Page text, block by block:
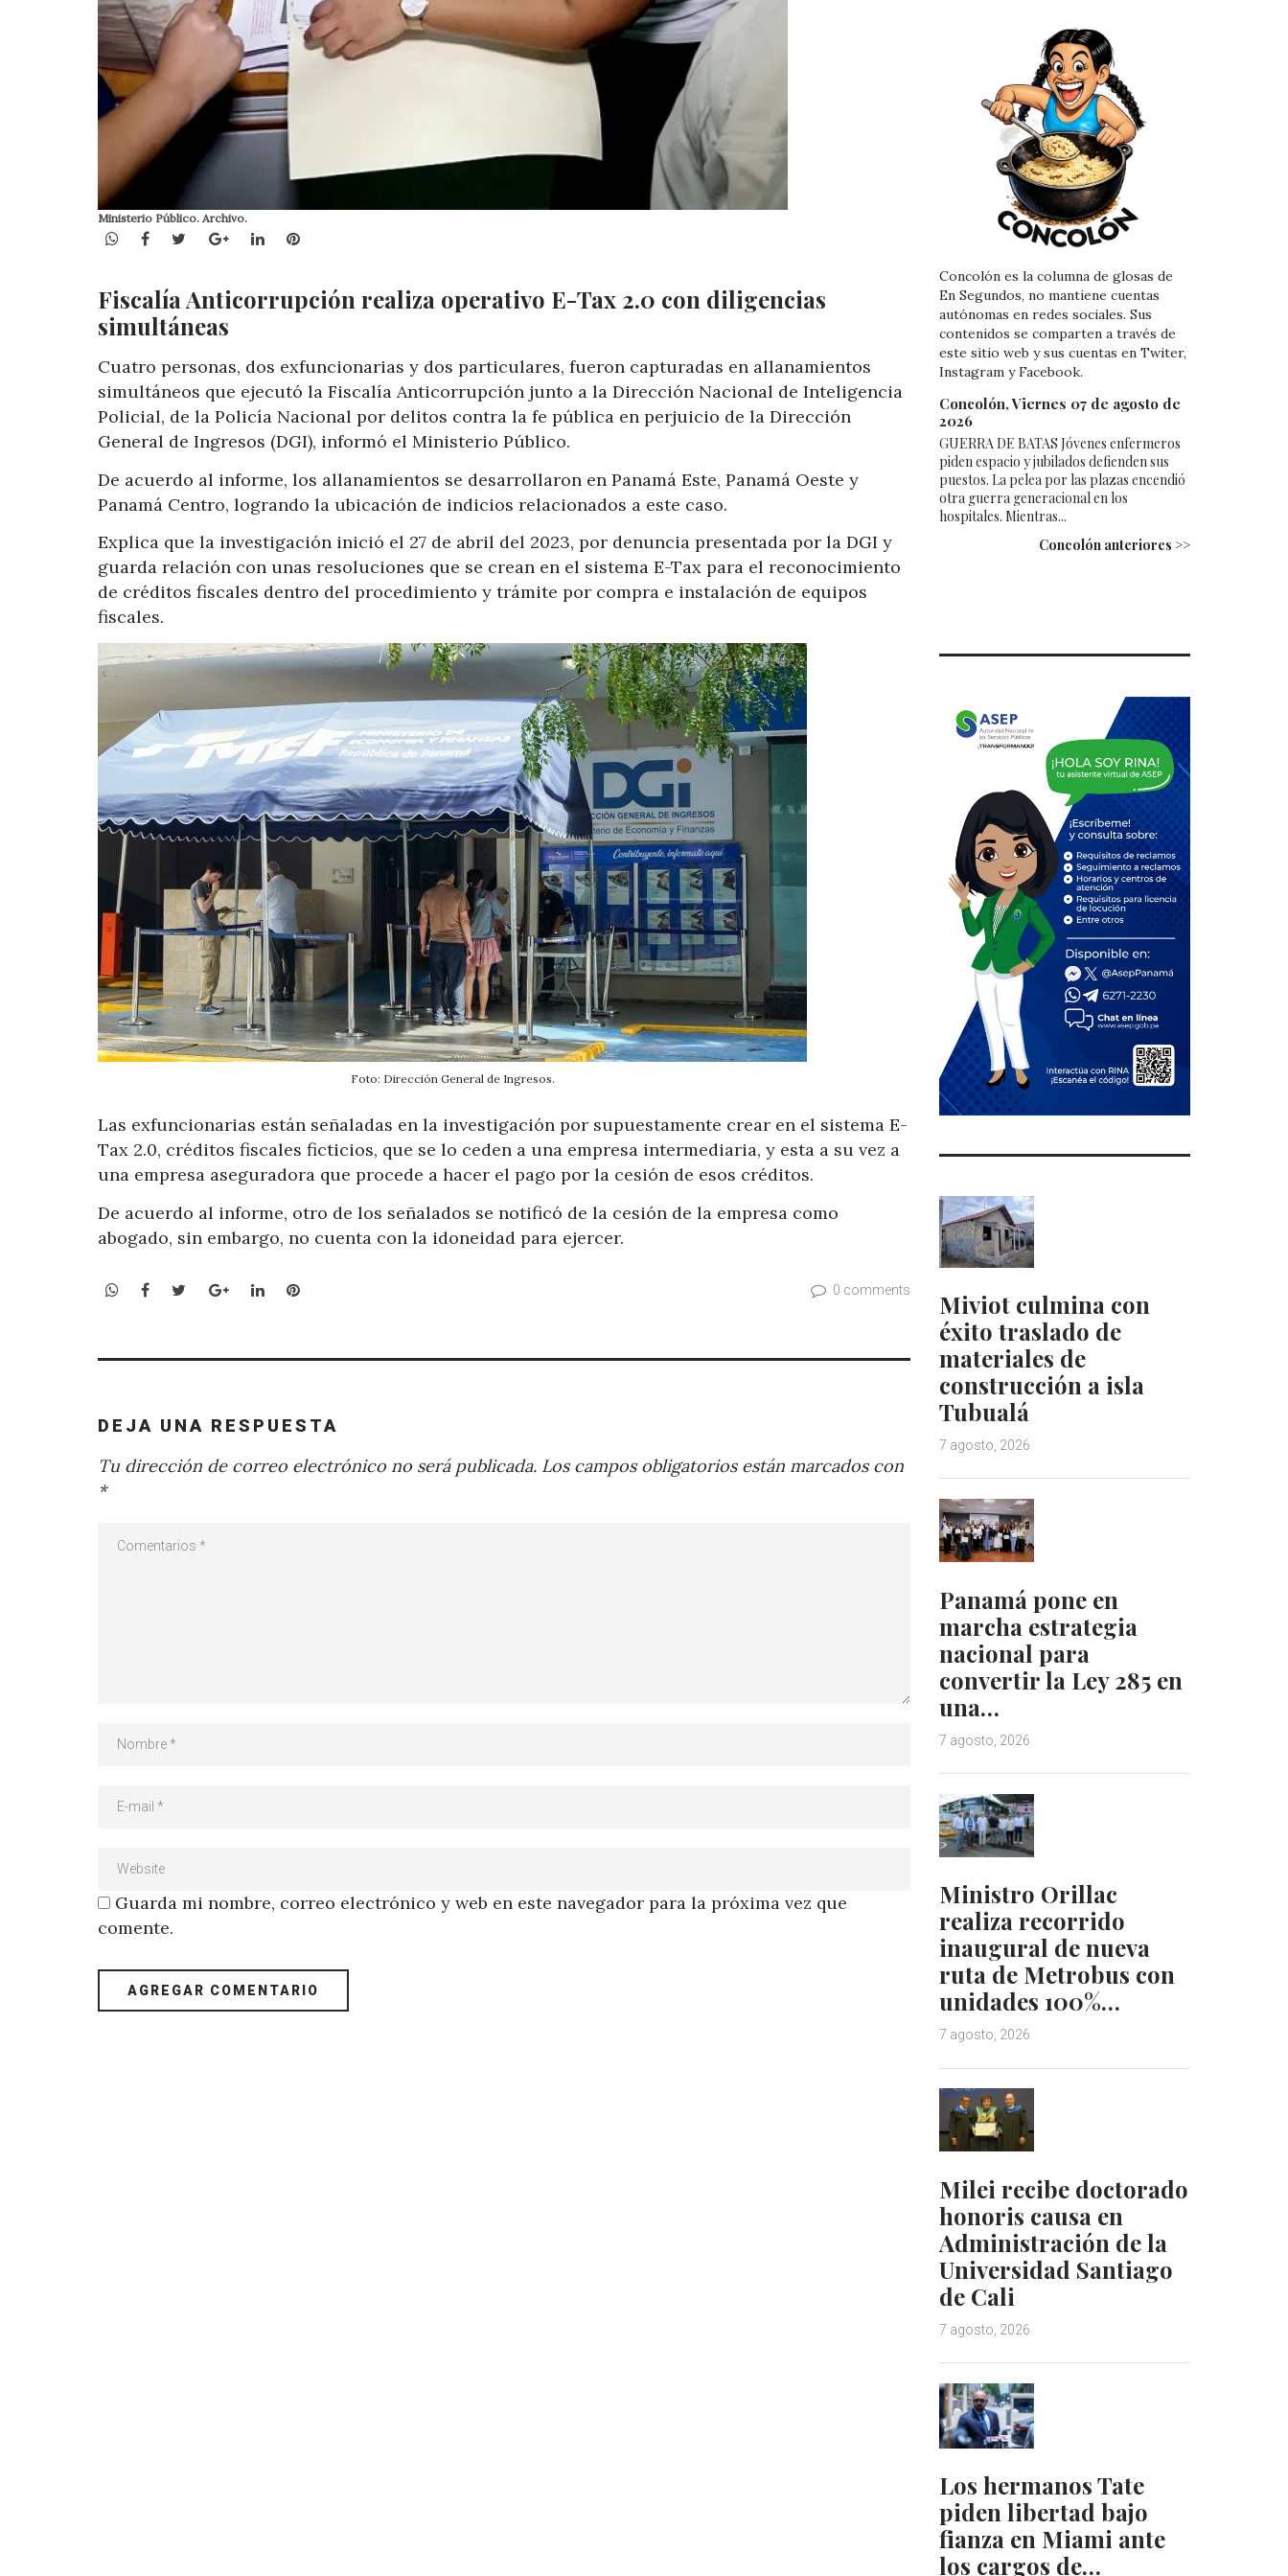
Ministerio Público. Archivo.
WhatsApp
Facebook
TwitterGoogle+LinkedInPinterest
Fiscalía Anticorrupción realiza operativo E-Tax 2.0 con diligencias
simultáneas
Cuatro personas, dos exfuncionarias y dos particulares, fueron capturadas en allanamientos
simultáneos que ejecutó la Fiscalía Anticorrupción junto a la Dirección Nacional de Inteligencia
Policial, de la Policía Nacional por delitos contra la fe pública en perjuicio de la Dirección
General de Ingresos (DGI), informó el Ministerio Público.
De acuerdo al informe, los allanamientos se desarrollaron en Panamá Este, Panamá Oeste y
Panamá Centro, logrando la ubicación de indicios relacionados a este caso.
Explica que la investigación inició el 27 de abril del 2023, por denuncia presentada por la DGI y
guarda relación con unas resoluciones que se crean en el sistema E-Tax para el reconocimiento
de créditos fiscales dentro del procedimiento y trámite por compra e instalación de equipos
fiscales.
Foto: Dirección General de Ingresos.
Las exfuncionarias están señaladas en la investigación por supuestamente crear en el sistema E-
Tax 2.0, créditos fiscales ficticios, que se lo ceden a una empresa intermediaria, y esta a su vez a
una empresa aseguradora que procede a hacer el pago por la cesión de esos créditos.
De acuerdo al informe, otro de los señalados se notificó de la cesión de la empresa como
abogado, sin embargo, no cuenta con la idoneidad para ejercer.
WhatsApp
Facebook
TwitterGoogle+LinkedInPinterest 0 comments
DEJA UNA RESPUESTA
Tu dirección de correo electrónico no será publicada. Los campos obligatorios están marcados con
*
Guarda mi nombre, correo electrónico y web en este navegador para la próxima vez que
comente.
Concolón es la columna de glosas de
En Segundos, no mantiene cuentas
autónomas en redes sociales. Sus
contenidos se comparten a través de
este sitio web y sus cuentas en Twiter,
Instagram y Facebook.
Concolón, Viernes 07 de agosto de
2026
GUERRA DE BATAS Jóvenes enfermeros
piden espacio y jubilados defienden sus
puestos. La pelea por las plazas encendió
otra guerra generacional en los
hospitales. Mientras...
Concolón anteriores >>
Miviot culmina con
éxito traslado de
materiales de
construcción a isla
Tubualá
7 agosto, 2026
Panamá pone en
marcha estrategia
nacional para
convertir la Ley 285 en
una…
7 agosto, 2026
Ministro Orillac
realiza recorrido
inaugural de nueva
ruta de Metrobus con
unidades 100%…
7 agosto, 2026
Milei recibe doctorado
honoris causa en
Administración de la
Universidad Santiago
de Cali
7 agosto, 2026
Los hermanos Tate
piden libertad bajo
fianza en Miami ante
los cargos de…